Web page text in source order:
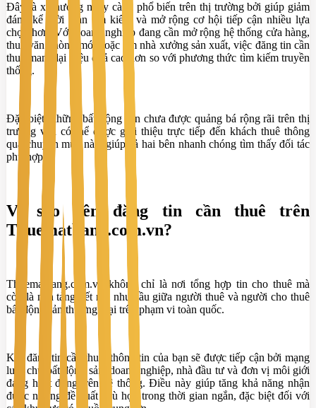
Đây là xu hướng ngày càng phổ biến trên thị trường bởi giúp giảm
đáng kể thời gian tìm kiếm và mở rộng cơ hội tiếp cận nhiều lựa
chọn hơn. Với doanh nghiệp đang cần mở rộng hệ thống cửa hàng,
thuê văn phòng mới hoặc tìm nhà xưởng sản xuất, việc đăng tin cần
thuê mang lại hiệu quả cao hơn so với phương thức tìm kiếm truyền
thống.
Đặc biệt, những bất động sản chưa được quảng bá rộng rãi trên thị
trường vẫn có thể được giới thiệu trực tiếp đến khách thuê thông
qua chuyên mục này, giúp cả hai bên nhanh chóng tìm thấy đối tác
phù hợp.
Vì sao nên đăng tin cần thuê trên
Thuematbang.com.vn?
Thuematbang.com.vn không chỉ là nơi tổng hợp tin cho thuê mà
còn là nền tảng kết nối nhu cầu giữa người thuê và người cho thuê
bất động sản thương mại trên phạm vi toàn quốc.
Khi đăng tin cần thuê, thông tin của bạn sẽ được tiếp cận bởi mạng
lưới chủ bất động sản, doanh nghiệp, nhà đầu tư và đơn vị môi giới
đang hoạt động trên hệ thống. Điều này giúp tăng khả năng nhận
được những đề xuất phù hợp trong thời gian ngắn, đặc biệt đối với